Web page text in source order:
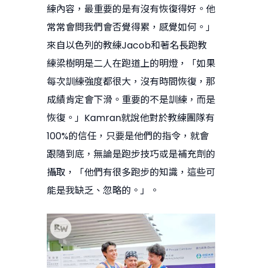
練內容，最重要的是有沒有恢復得好。他
常常會問我們會否覺得累，感覺如何。」
來自以色列的教練Jacob和著名長跑教
練梁樹明是二人在跑道上的明燈，「如果
每次訓練強度都很大，沒有時間恢復，那
成績肯定會下滑。重要的不是訓練，而是
恢復。」Kamran就說他對於教練團隊有
100%的信任，只要是他們的指令，就會
跟隨到底，無論是跑步技巧或是補充劑的
攝取，「他們有很多跑步的知識，這些可
能是我缺乏、忽略的。」。